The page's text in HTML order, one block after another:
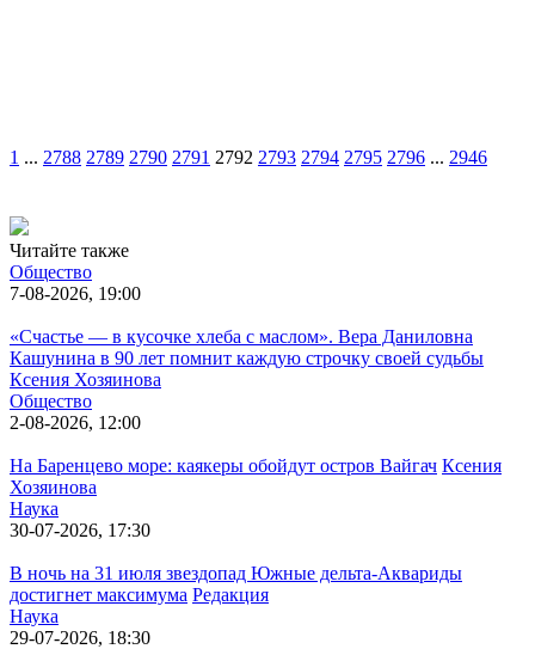
1 ... 2788 2789 2790 2791 2792 2793 2794 2795 2796 ... 2946
Читайте также
Общество
7-08-2026, 19:00
«Счастье — в кусочке хлеба с маслом». Вера Даниловна
Кашунина в 90 лет помнит каждую строчку своей судьбы
Ксения Хозяинова
Общество
2-08-2026, 12:00
На Баренцево море: каякеры обойдут остров Вайгач Ксения
Хозяинова
Наука
30-07-2026, 17:30
В ночь на 31 июля звездопад Южные дельта-Аквариды
достигнет максимума Редакция
Наука
29-07-2026, 18:30